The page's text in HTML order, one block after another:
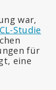
war,
Studie
für
eine